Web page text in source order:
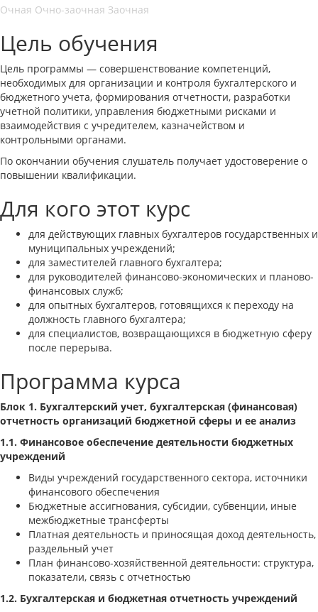
Очная Очно-заочная Заочная
Цель обучения
Цель программы — совершенствование компетенций,
необходимых для организации и контроля бухгалтерского и
бюджетного учета, формирования отчетности, разработки
учетной политики, управления бюджетными рисками и
взаимодействия с учредителем, казначейством и
контрольными органами.
По окончании обучения слушатель получает удостоверение о
повышении квалификации.
Для кого этот курс
для действующих главных бухгалтеров государственных и
муниципальных учреждений;
для заместителей главного бухгалтера;
для руководителей финансово-экономических и планово-
финансовых служб;
для опытных бухгалтеров, готовящихся к переходу на
должность главного бухгалтера;
для специалистов, возвращающихся в бюджетную сферу
после перерыва.
Программа курса
Блок 1. Бухгалтерский учет, бухгалтерская (финансовая)
отчетность организаций бюджетной сферы и ее анализ
1.1. Финансовое обеспечение деятельности бюджетных
учреждений
Виды учреждений государственного сектора, источники
финансового обеспечения
Бюджетные ассигнования, субсидии, субвенции, иные
межбюджетные трансферты
Платная деятельность и приносящая доход деятельность,
раздельный учет
План финансово-хозяйственной деятельности: структура,
показатели, связь с отчетностью
1.2. Бухгалтерская и бюджетная отчетность учреждений